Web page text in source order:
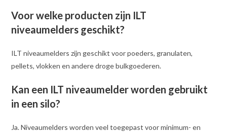
Voor welke producten zijn ILT
niveaumelders geschikt?
ILT niveaumelders zijn geschikt voor poeders, granulaten,
pellets, vlokken en andere droge bulkgoederen.
Kan een ILT niveaumelder worden gebruikt
in een silo?
Ja. Niveaumelders worden veel toegepast voor minimum- en